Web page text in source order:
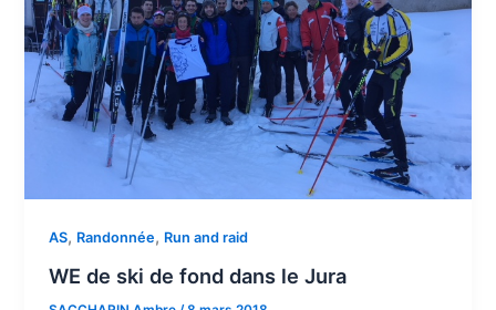
AS, Randonnée, Run and raid
WE de ski de fond dans le Jura